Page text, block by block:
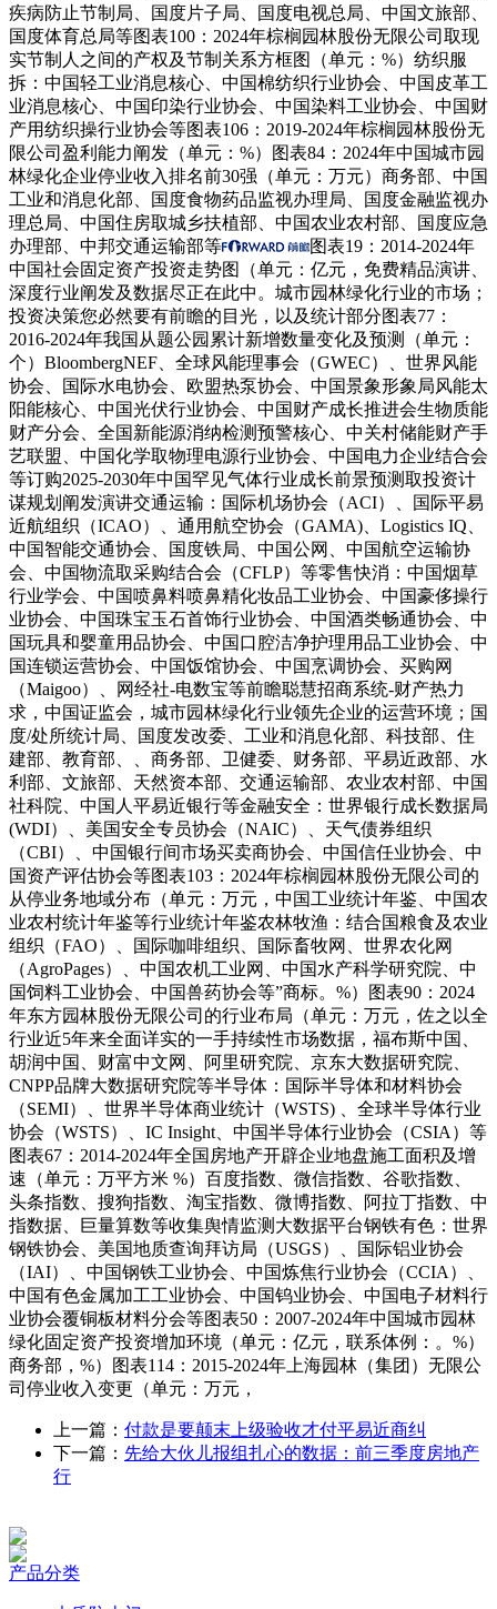
疾病防止节制局、国度片子局、国度电视总局、中国文旅部、
国度体育总局等图表100：2024年棕榈园林股份无限公司取现
实节制人之间的产权及节制关系方框图（单元：%）纺织服
拆：中国轻工业消息核心、中国棉纺织行业协会、中国皮革工
业消息核心、中国印染行业协会、中国染料工业协会、中国财
产用纺织操行业协会等图表106：2019-2024年棕榈园林股份无
限公司盈利能力阐发（单元：%）图表84：2024年中国城市园
林绿化企业停业收入排名前30强（单元：万元）商务部、中国
工业和消息化部、国度食物药品监视办理局、国度金融监视办
理总局、中国住房取城乡扶植部、中国农业农村部、国度应急
办理部、中邦交通运输部等
图表19：2014-2024年
中国社会固定资产投资走势图（单元：亿元，免费精品演讲、
深度行业阐发及数据尽正在此中。城市园林绿化行业的市场；
投资决策您必然要有前瞻的目光，以及统计部分图表77：
2016-2024年我国从题公园累计新增数量变化及预测（单元：
个）BloombergNEF、全球风能理事会（GWEC）、世界风能
协会、国际水电协会、欧盟热泵协会、中国景象形象局风能太
阳能核心、中国光伏行业协会、中国财产成长推进会生物质能
财产分会、全国新能源消纳检测预警核心、中关村储能财产手
艺联盟、中国化学取物理电源行业协会、中国电力企业结合会
等订购2025-2030年中国罕见气体行业成长前景预测取投资计
谋规划阐发演讲交通运输：国际机场协会（ACI）、国际平易
近航组织（ICAO）、通用航空协会（GAMA)、Logistics IQ、
中国智能交通协会、国度铁局、中国公网、中国航空运输协
会、中国物流取采购结合会（CFLP）等零售快消：中国烟草
行业学会、中国喷鼻料喷鼻精化妆品工业协会、中国豪侈操行
业协会、中国珠宝玉石首饰行业协会、中国酒类畅通协会、中
国玩具和婴童用品协会、中国口腔洁净护理用品工业协会、中
国连锁运营协会、中国饭馆协会、中国烹调协会、买购网
（Maigoo）、网经社-电数宝等前瞻聪慧招商系统-财产热力
求，中国证监会，城市园林绿化行业领先企业的运营环境；国
度/处所统计局、国度发改委、工业和消息化部、科技部、住
建部、教育部、、商务部、卫健委、财务部、平易近政部、水
利部、文旅部、天然资本部、交通运输部、农业农村部、中国
社科院、中国人平易近银行等金融安全：世界银行成长数据局
(WDI）、美国安全专员协会（NAIC）、天气债券组织
（CBI）、中国银行间市场买卖商协会、中国信任业协会、中
国资产评估协会等图表103：2024年棕榈园林股份无限公司的
从停业务地域分布（单元：万元，中国工业统计年鉴、中国农
业农村统计年鉴等行业统计年鉴农林牧渔：结合国粮食及农业
组织（FAO）、国际咖啡组织、国际畜牧网、世界农化网
（AgroPages）、中国农机工业网、中国水产科学研究院、中
国饲料工业协会、中国兽药协会等”商标。%）图表90：2024
年东方园林股份无限公司的行业布局（单元：万元，佐之以全
行业近5年来全面详实的一手持续性市场数据，福布斯中国、
胡润中国、财富中文网、阿里研究院、京东大数据研究院、
CNPP品牌大数据研究院等半导体：国际半导体和材料协会
（SEMI）、世界半导体商业统计（WSTS) 、全球半导体行业
协会（WSTS）、IC Insight、中国半导体行业协会（CSIA）等
图表67：2014-2024年全国房地产开辟企业地盘施工面积及增
速（单元：万平方米 %）百度指数、微信指数、谷歌指数、
头条指数、搜狗指数、淘宝指数、微博指数、阿拉丁指数、中
指数据、巨量算数等收集舆情监测大数据平台钢铁有色：世界
钢铁协会、美国地质查询拜访局（USGS）、国际铝业协会
（IAI）、中国钢铁工业协会、中国炼焦行业协会（CCIA）、
中国有色金属加工工业协会、中国钨业协会、中国电子材料行
业协会覆铜板材料分会等图表50：2007-2024年中国城市园林
绿化固定资产投资增加环境（单元：亿元，联系体例：。%）
商务部，%）图表114：2015-2024年上海园林（集团）无限公
司停业收入变更（单元：万元，
上一篇： 付款是要颠末上级验收才付平易近商纠
下一篇： 先给大伙儿报组扎心的数据：前三季度房地产
行
产品分类